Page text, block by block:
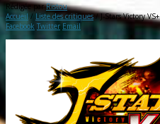
Rédigée parRistou
Accueil / Liste des critiques / J-Stars Victory VS+
Facebook Twitter Email